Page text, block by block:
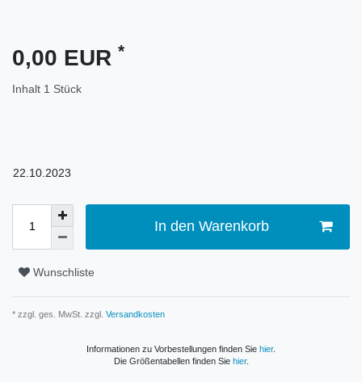
0,00 EUR *
Inhalt 1 Stück
22.10.2023
In den Warenkorb
Wunschliste
* zzgl. ges. MwSt. zzgl. Versandkosten
Informationen zu Vorbestellungen finden Sie hier.
Die Größentabellen finden Sie hier.